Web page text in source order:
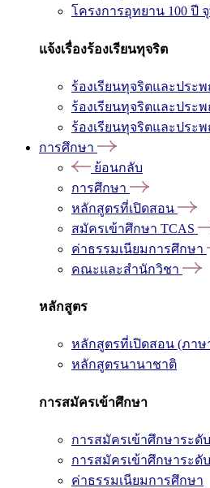
โครงการอุทยาน 100 ปี
แจ้งเรื่องร้องเรียนทุจริต
ร้องเรียนทุจริตและประ
ร้องเรียนทุจริตและประ
ร้องเรียนทุจริตและประ
การศึกษา
ย้อนกลับ
การศึกษา
หลักสูตรที่เปิดสอน
สมัครเข้าศึกษา TCAS
ค่าธรรมเนียมการศึกษา
คณะและสำนักวิชา
หลักสูตร
หลักสูตรที่เปิดสอน (ภาษ
หลักสูตรนานาชาติ
การสมัครเข้าศึกษา
การสมัครเข้าศึกษาระ
การสมัครเข้าศึกษาระ
ค่าธรรมเนียมการศึกษา